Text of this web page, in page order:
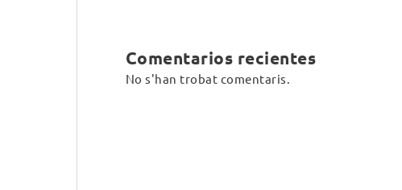
Comentarios recientes
No s'han trobat comentaris.